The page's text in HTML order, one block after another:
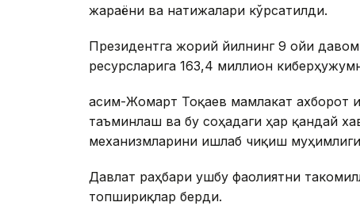
жараёни ва натижалари кўрсатилди.
Президентга жорий йилнинг 9 ойи
ресурсларига 163,4 миллион
Қасим-Жомарт Тоқаев мамлакат
таъминлаш ва бу соҳадаги ҳар қандай
механизмларини ишлаб чиқиш
Давлат раҳбари ушбу фаолиятни
топшириқлар берди.